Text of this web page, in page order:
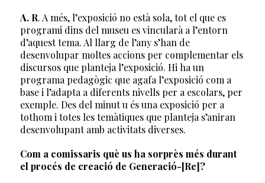
A. R. A més, l’exposició no està sola, tot el que es
programi dins del museu es vincularà a l’entorn
d’aquest tema. Al llarg de l’any s’han de
desenvolupar moltes accions per complementar els
discursos que planteja l’exposició. Hi ha un
programa pedagògic que agafa l’exposició com a
base i l’adapta a diferents nivells per a escolars, per
exemple. Des del minut u és una exposició per a
tothom i totes les temàtiques que planteja s’aniran
desenvolupant amb activitats diverses.
Com a comissaris què us ha sorprès més durant
el procés de creació de Generació-[Re]?